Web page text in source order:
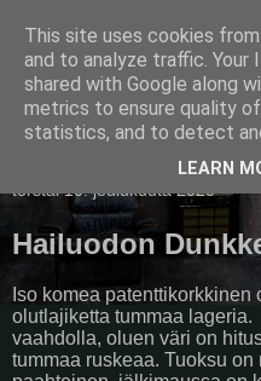
Pullollinen
torstai 10. joulukuuta 2020
Hailuodon
Iso komea
olutlajiketta tummaa lageria.
vaahdolla, oluen väri on
tummaa ruskeaa. Tuoksu
This site uses cookies
and to analyze traffic. Your
shared with Google along
metrics to ensure quality
statistics, and to detect
LEARN